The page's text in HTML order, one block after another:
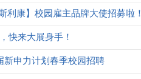
利康】校园雇主品牌大使招募啦！
快来大展身手！
申力计划春季校园招聘